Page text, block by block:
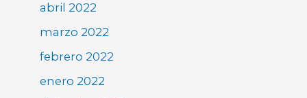
abril 2022
marzo 2022
febrero 2022
enero 2022